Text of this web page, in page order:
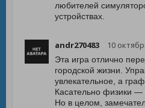
любителей
устройствах.
andr270483 10
Эта игра отлично
городской жизни.
увлекательное, а
Касательно физики —
Но в целом,